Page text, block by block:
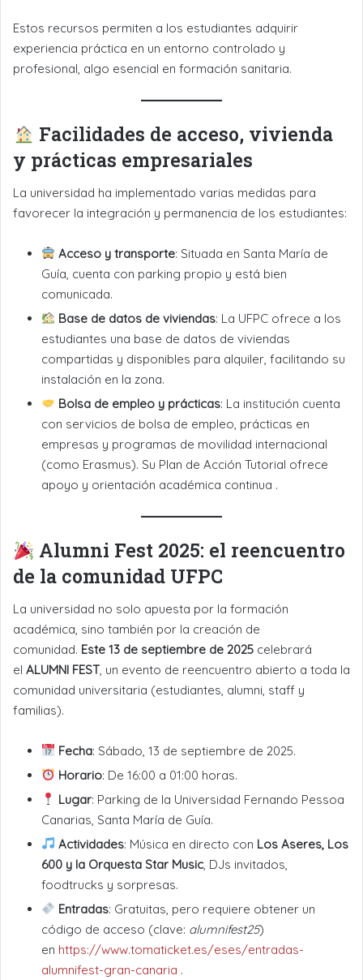
Estos recursos permiten a los estudiantes adquirir
experiencia práctica en un entorno controlado y
profesional, algo esencial en formación sanitaria.
Facilidades de acceso, vivienda
y prácticas empresariales
La universidad ha implementado varias medidas para
favorecer la integración y permanencia de los estudiantes:
Acceso y transporte: Situada en Santa María de
Guía, cuenta con parking propio y está bien
comunicada.
Base de datos de viviendas: La UFPC ofrece a los
estudiantes una base de datos de viviendas
compartidas y disponibles para alquiler, facilitando su
instalación en la zona.
Bolsa de empleo y prácticas: La institución cuenta
con servicios de bolsa de empleo, prácticas en
empresas y programas de movilidad internacional
(como Erasmus). Su Plan de Acción Tutorial ofrece
apoyo y orientación académica continua .
Alumni Fest 2025: el reencuentro
de la comunidad UFPC
La universidad no solo apuesta por la formación
académica, sino también por la creación de
comunidad. Este 13 de septiembre de 2025 celebrará
el ALUMNI FEST , un evento de reencuentro abierto a toda la
comunidad universitaria (estudiantes, alumni, staff y
familias).
Fecha: Sábado, 13 de septiembre de 2025.
Horario: De 16:00 a 01:00 horas.
Lugar: Parking de la Universidad Fernando Pessoa
Canarias, Santa María de Guía.
Actividades: Música en directo con Los Aseres, Los
600 y la Orquesta Star Music , DJs invitados,
foodtrucks y sorpresas.
Entradas: Gratuitas, pero requiere obtener un
código de acceso (clave: alumnifest25)
en https://www.tomaticket.es/eses/entradas-
alumnifest-gran-canaria .